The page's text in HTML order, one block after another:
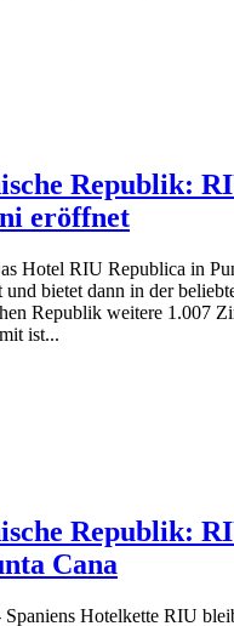
Republik:
eröffnet
Hotel RIU Republica in
bietet dann in der
Republik weitere 1.007
ist...
Republik:
Cana
Hotelkette RIU